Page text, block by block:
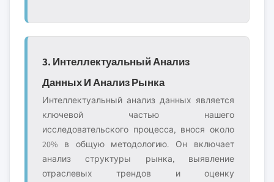
3. Интеллектуальный Анализ
Данных И Анализ Рынка
Интеллектуальный анализ данных является
ключевой частью нашего
исследовательского процесса, внося около
20% в общую методологию. Он включает
анализ структуры рынка, выявление
отраслевых трендов и оценку